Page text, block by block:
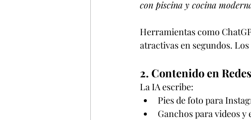
con piscina y cocina
Herramientas como
atractivas en segundos.
2. Contenido en
La IA escribe:
Pies de foto para
Ganchos para videos y